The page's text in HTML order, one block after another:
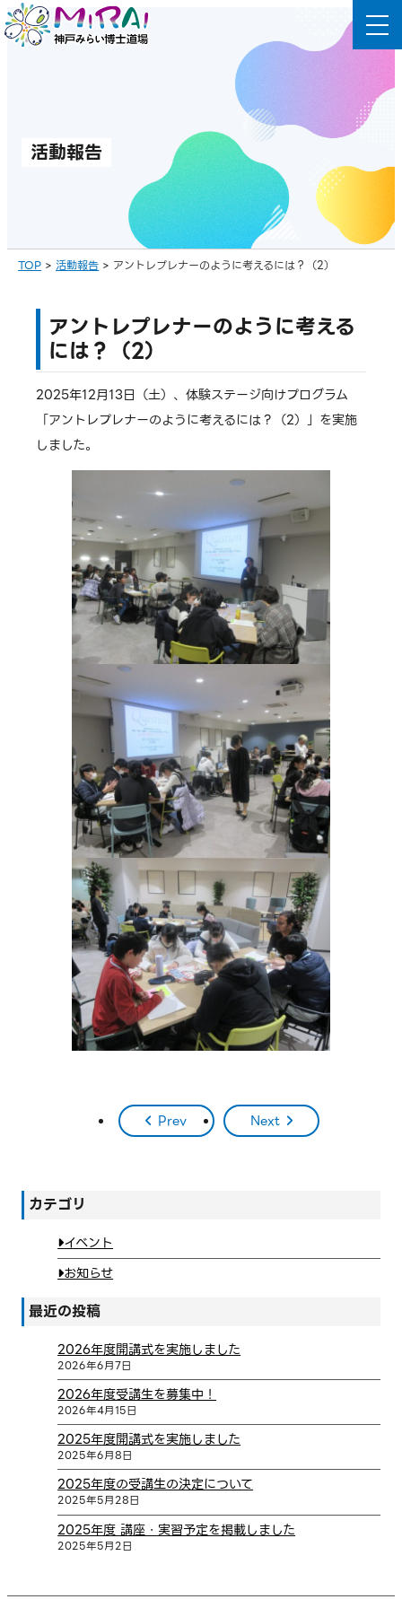
コ
ン
プ
活動報告
TOP>活動報告> アントレプレナーのように考えるには？（2）
アントレプレナーのように考える
には？（2）
2025年12月13日（土）、体験ステージ向けプログラム
「アントレプレナーのように考えるには？（2）」を実施
しました。
Prev Next
カテゴリ
イベント
お知らせ
最近の投稿
2026年度開講式を実施しました
2026年6月7日
2026年度受講生を募集中！
2026年4月15日
2025年度開講式を実施しました
2025年6月8日
2025年度の受講生の決定について
2025年5月28日
2025年度 講座・実習予定を掲載しました
2025年5月2日